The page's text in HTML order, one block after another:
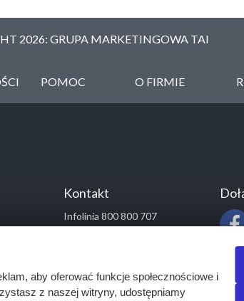
2026: GRUPA MARKETINGOWA TAI
POMOC O FIRMIE
Kontakt
Infolinia 800 800 707
kontakt@pressinfo.pl
aby oferować funkcje społecznościowe i
z naszej witryny, udostępniamy